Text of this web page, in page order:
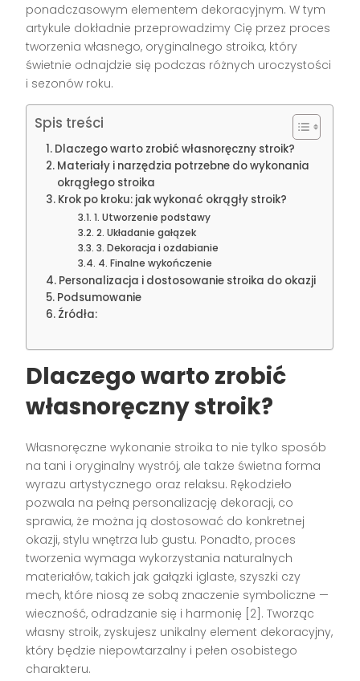
ponadczasowym elementem dekoracyjnym. W tym
artykule dokładnie przeprowadzimy Cię przez proces
tworzenia własnego, oryginalnego stroika, który
świetnie odnajdzie się podczas różnych uroczystości
i sezonów roku.
Spis treści
Dlaczego warto zrobić własnoręczny stroik?
Materiały i narzędzia potrzebne do wykonania
okrągłego stroika
Krok po kroku: jak wykonać okrągły stroik?
1. Utworzenie podstawy
2. Układanie gałązek
3. Dekoracja i ozdabianie
4. Finalne wykończenie
Personalizacja i dostosowanie stroika do okazji
Podsumowanie
Źródła:
Dlaczego warto zrobić
własnoręczny stroik?
Własnoręczne wykonanie stroika to nie tylko sposób
na tani i oryginalny wystrój, ale także świetna forma
wyrazu artystycznego oraz relaksu. Rękodzieło
pozwala na pełną personalizację dekoracji, co
sprawia, że można ją dostosować do konkretnej
okazji, stylu wnętrza lub gustu. Ponadto, proces
tworzenia wymaga wykorzystania naturalnych
materiałów, takich jak gałązki iglaste, szyszki czy
mech, które niosą ze sobą znaczenie symboliczne —
wieczność, odradzanie się i harmonię [2]. Tworząc
własny stroik, zyskujesz unikalny element dekoracyjny,
który będzie niepowtarzalny i pełen osobistego
charakteru.